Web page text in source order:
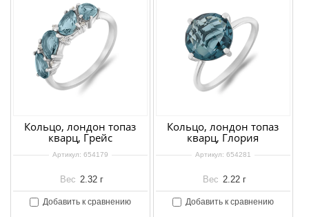
Кольцо, лондон топаз
кварц, Грейс
Артикул: 654179
Вес 2.32 г
Добавить к сравнению
Кольцо, лондон топаз
кварц, Глория
Артикул: 654281
Вес 2.22 г
Добавить к сравнению